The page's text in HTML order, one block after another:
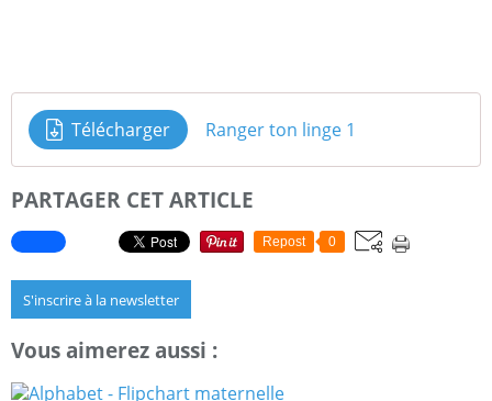
Télécharger Ranger ton linge 1
PARTAGER CET ARTICLE
Repost 0
S'inscrire à la newsletter
Vous aimerez aussi :